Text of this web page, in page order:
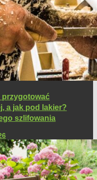
przygotować
a jak pod lakier?
szlifowania